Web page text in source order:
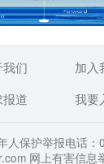
我们 加入
道 我要
人保护举报电话
网上有害信息